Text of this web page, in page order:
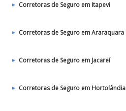
Corretoras de Seguro em Itapevi
Corretoras de Seguro em Araraquara
Corretoras de Seguro em Jacareí
Corretoras de Seguro em Hortolândia